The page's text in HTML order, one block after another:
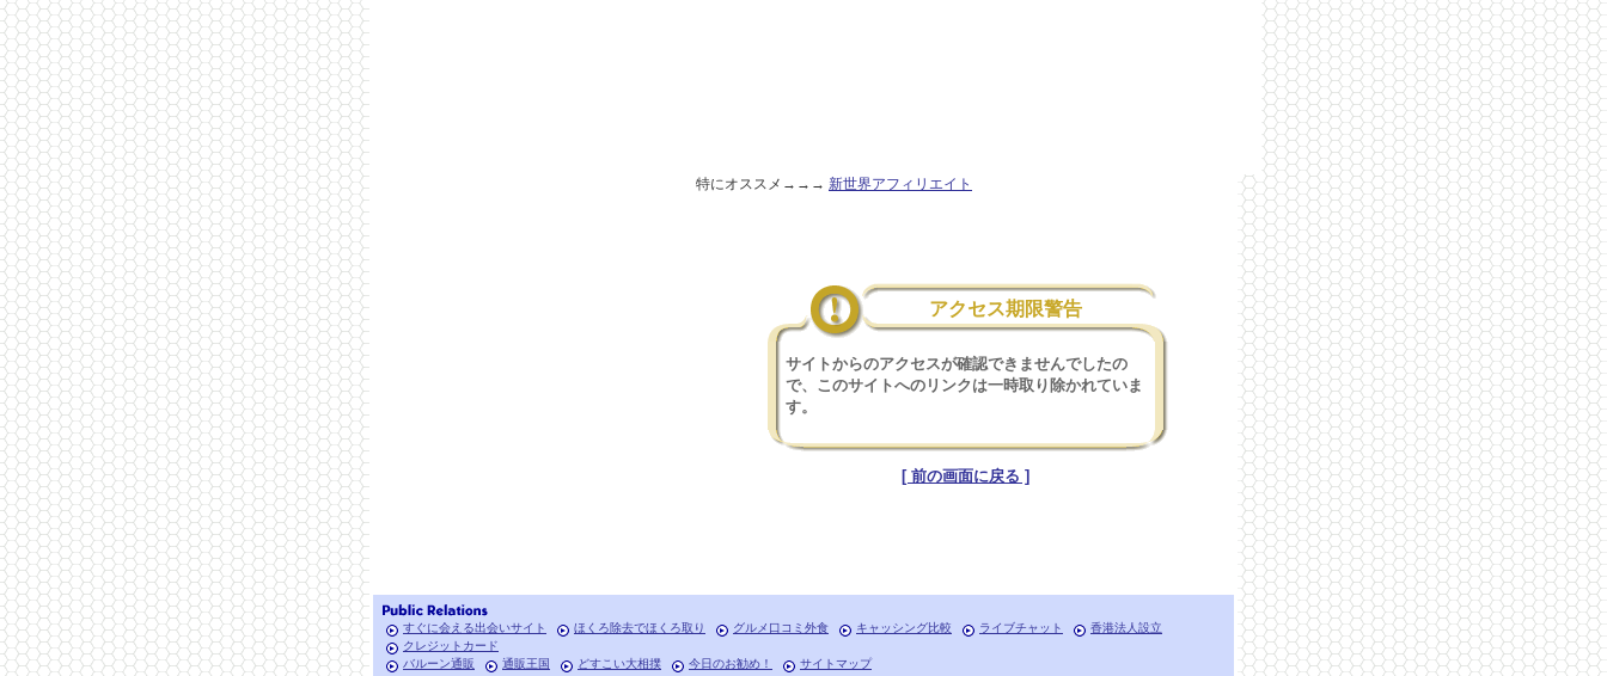
特にオススメ→→→ 新世界アフィリエイト
アクセス期限警告
サイトからのアクセスが確認できませんでしたの
で、このサイトへのリンクは一時取り除かれていま
す。
[ 前の画面に戻る ]
すぐに会える出会いサイト ほくろ除去でほくろ取り グルメ口コミ外食 キャッシング比較 ライブチャット
香港法人設立
クレジットカード
バルーン通販
通販王国 どすこい大相撲 今日のお勧め！ サイトマップ